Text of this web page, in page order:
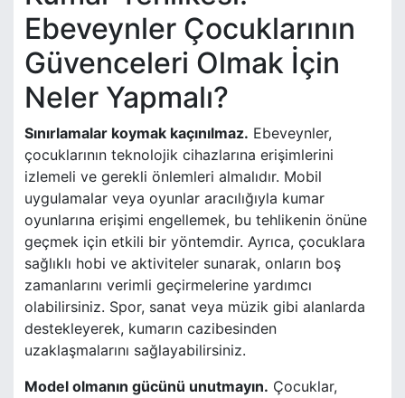
Ebeveynler Çocuklarının
Güvenceleri Olmak İçin
Neler Yapmalı?
Sınırlamalar koymak kaçınılmaz. Ebeveynler,
çocuklarının teknolojik cihazlarına erişimlerini
izlemeli ve gerekli önlemleri almalıdır. Mobil
uygulamalar veya oyunlar aracılığıyla kumar
oyunlarına erişimi engellemek, bu tehlikenin önüne
geçmek için etkili bir yöntemdir. Ayrıca, çocuklara
sağlıklı hobi ve aktiviteler sunarak, onların boş
zamanlarını verimli geçirmelerine yardımcı
olabilirsiniz. Spor, sanat veya müzik gibi alanlarda
destekleyerek, kumarın cazibesinden
uzaklaşmalarını sağlayabilirsiniz.
Model olmanın gücünü unutmayın. Çocuklar,